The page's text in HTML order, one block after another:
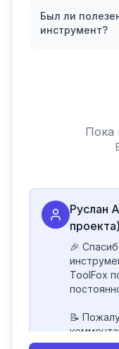
Был ли
инструмент?
Пока
Руслан
проекта)
🎉
ToolFox
📝
- Если